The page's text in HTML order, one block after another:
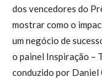
dos vencedores do
mostrar como o
um negócio de
o painel Inspiração –
conduzido por Daniel